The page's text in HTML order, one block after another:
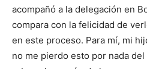
acompañó a la delegación en
compara con la felicidad de
en este proceso. Para mí, mi
no me pierdo esto por nada